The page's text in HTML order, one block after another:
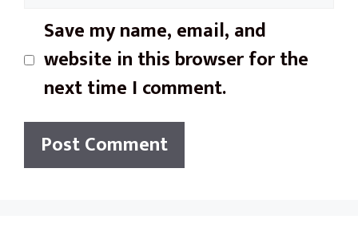
Save my name, email, and
website in this browser for the
next time I comment.